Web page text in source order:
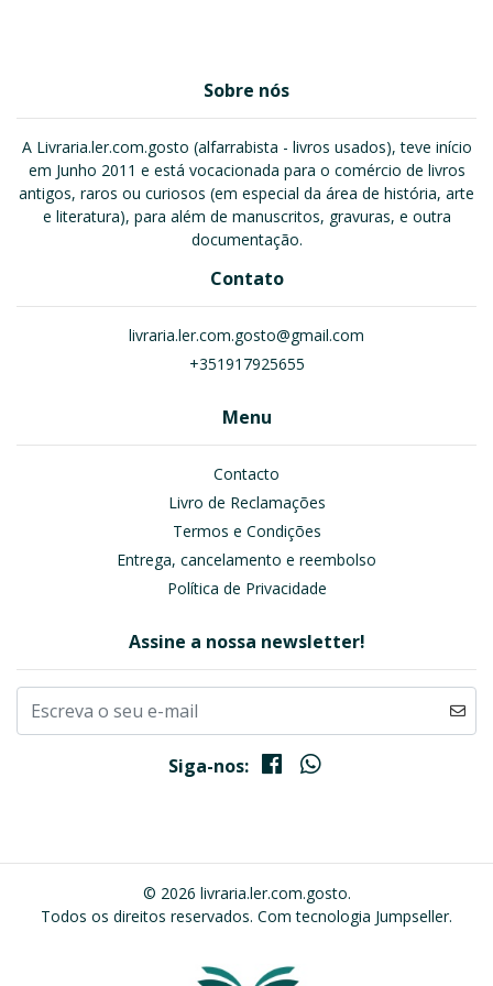
Sobre nós
A Livraria.ler.com.gosto (alfarrabista - livros usados), teve início
em Junho 2011 e está vocacionada para o comércio de livros
antigos, raros ou curiosos (em especial da área de história, arte
e literatura), para além de manuscritos, gravuras, e outra
documentação.
Contato
livraria.ler.com.gosto@gmail.com
+351917925655
Menu
Contacto
Livro de Reclamações
Termos e Condições
Entrega, cancelamento e reembolso
Política de Privacidade
Assine a nossa newsletter!
Siga-nos:
© 2026 livraria.ler.com.gosto.
Todos os direitos reservados. Com tecnologia Jumpseller.